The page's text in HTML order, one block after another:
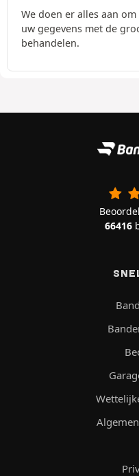
We doen er alles aan
uw gegevens met de
behandelen.
66416